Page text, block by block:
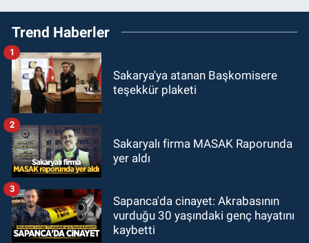
Trend Haberler
Sakarya'ya atanan Başkomisere
teşekkür plaketi
1
Sakaryalı firma MASAK Raporunda
yer aldı
2
Sapanca'da cinayet: Akrabasının
vurduğu 30 yaşındaki genç hayatını
kaybetti
3